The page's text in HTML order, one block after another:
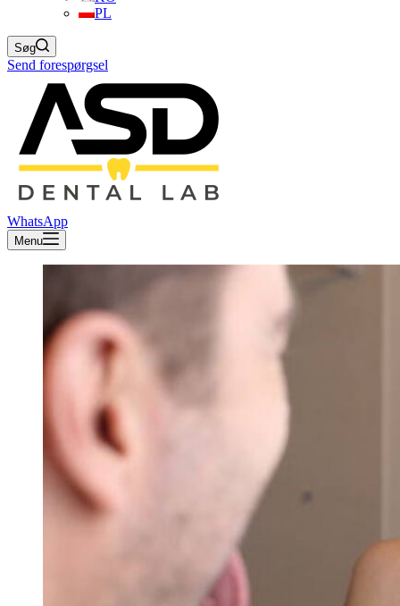
PL
Søg
Send forespørgsel
WhatsApp
Menu